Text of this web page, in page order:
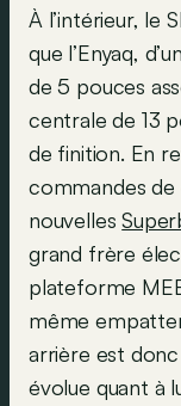
À l’intérieur, le
que l’Enyaq,
de 5 pouces
centrale de 13
de finition. En
commandes de
nouvelles
grand frère
plateforme
même
arrière est
évolue quant à